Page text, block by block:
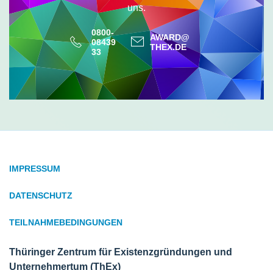
uns.
0800-
08439
33
AWARD@
THEX.DE
IMPRESSUM
DATENSCHUTZ
TEILNAHMEBEDINGUNGEN
Thüringer Zentrum für Existenzgründungen und
Unternehmertum (ThEx)